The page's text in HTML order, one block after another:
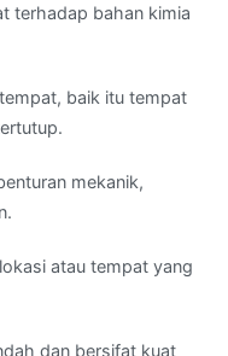
terhadap bahan kimia
baik itu tempat
mekanik,
atau tempat yang
dan bersifat kuat